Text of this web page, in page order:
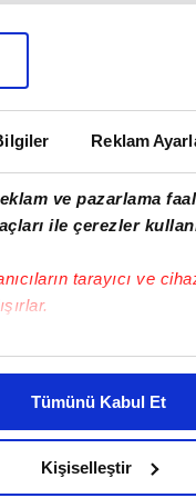
Reklam
ve pazarlama
ile çerezler
tarayıcı ve
halinde
yaşatabiliriz.
daha iyi bir reklam
en iyi içerikleri
gösterdiğimizi ve
Tümünü Kabul Et
Kişiselleştir
Var